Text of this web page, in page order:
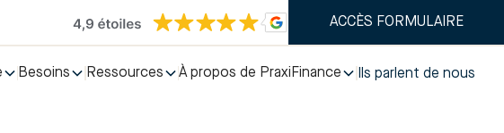
ACCÈS FORMULAIRE
Besoins Ressources À propos de PraxiFinance Ils parlent de nous